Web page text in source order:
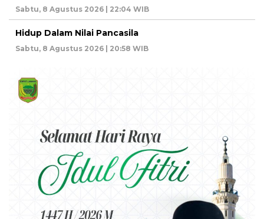
Sabtu, 8 Agustus 2026 | 22:04 WIB
Hidup Dalam Nilai Pancasila
Sabtu, 8 Agustus 2026 | 20:58 WIB